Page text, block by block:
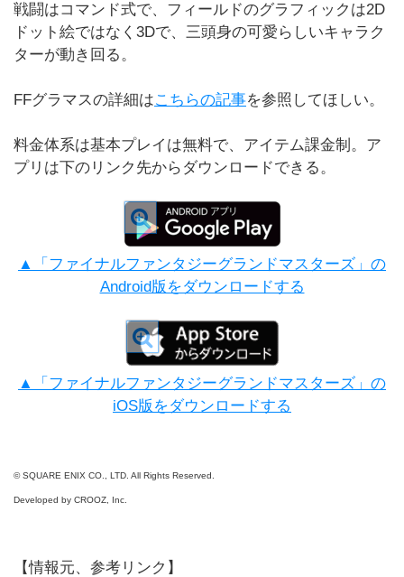
戦闘はコマンド式で、フィールドのグラフィックは2D
ドット絵ではなく3Dで、三頭身の可愛らしいキャラク
ターが動き回る。
FFグラマスの詳細はこちらの記事を参照してほしい。
料金体系は基本プレイは無料で、アイテム課金制。ア
プリは下のリンク先からダウンロードできる。
▲「ファイナルファンタジーグランドマスターズ」の
Android版をダウンロードする
▲「ファイナルファンタジーグランドマスターズ」の
iOS版をダウンロードする
© SQUARE ENIX CO., LTD. All Rights Reserved.
Developed by CROOZ, Inc.
【情報元、参考リンク】